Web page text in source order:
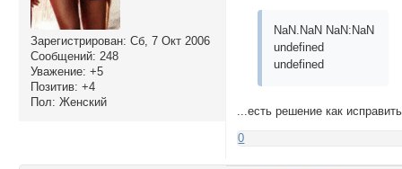
Зарегистрирован: Сб, 7 Окт 2006
Сообщений: 248
Уважение: +5
Позитив: +4
Пол: Женский
NaN.NaN NaN:NaN
undefined
undefined
...есть решение как
0